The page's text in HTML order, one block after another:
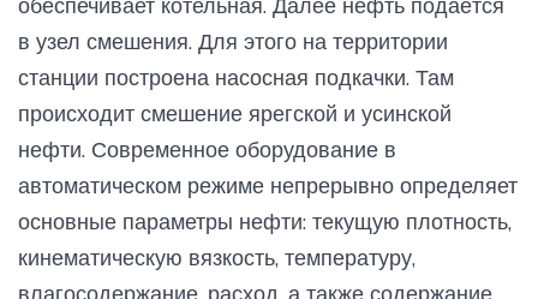
обеспечивает котельная. Далее нефть подаётся
в узел смешения. Для этого на территории
станции построена насосная подкачки. Там
происходит смешение ярегской и усинской
нефти. Современное оборудование в
автоматическом режиме непрерывно определяет
основные параметры нефти: текущую плотность,
кинематическую вязкость, температуру,